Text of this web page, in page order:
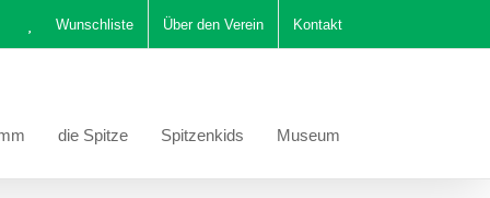
Wunschliste Über den Verein Kontakt
die Spitze Spitzenkids Museum